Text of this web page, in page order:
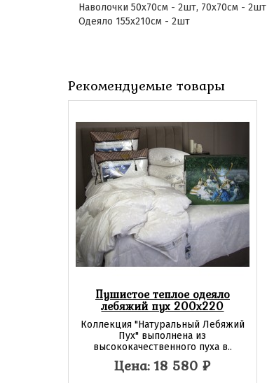
Наволочки 50х70см - 2шт, 70х70см - 2шт
Одеяло 155х210см - 2шт
Рекомендуемые товары
Пушистое теплое одеяло
лебяжий пух 200x220
Коллекция "Натуральный Лебяжий
Пух" выполнена из
высококачественного пуха в..
Цена: 18 580₽